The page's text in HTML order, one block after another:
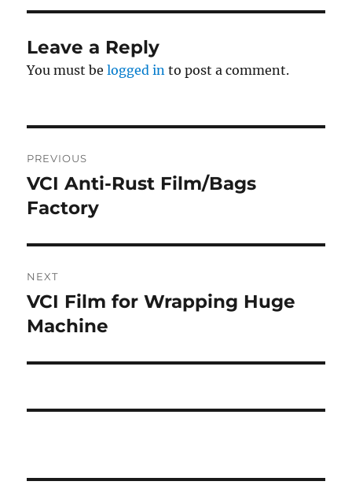
Leave a Reply
You must belogged in to post a comment.
navigation
PREVIOUS
Previous
post:
VCI Anti-Rust Film/Bags
Factory
NEXT
Next
post:
VCI Film for Wrapping Huge
Machine